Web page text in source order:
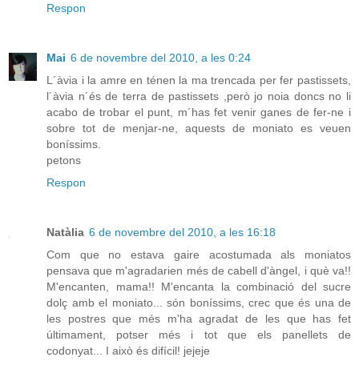
Respon
Mai 6 de novembre del 2010, a les 0:24
L´àvia i la amre en ténen la ma trencada per fer pastissets,
l´àvia n´és de terra de pastissets ,però jo noia doncs no li
acabo de trobar el punt, m´has fet venir ganes de fer-ne i
sobre tot de menjar-ne, aquests de moniato es veuen
boníssims.
petons
Respon
Natàlia 6 de novembre del 2010, a les 16:18
Com que no estava gaire acostumada als moniatos
pensava que m'agradarien més de cabell d'àngel, i què va!!
M'encanten, mama!! M'encanta la combinació del sucre
dolç amb el moniato... són boníssims, crec que és una de
les postres que més m'ha agradat de les que has fet
últimament, potser més i tot que els panellets de
codonyat... I això és difícil! jejeje